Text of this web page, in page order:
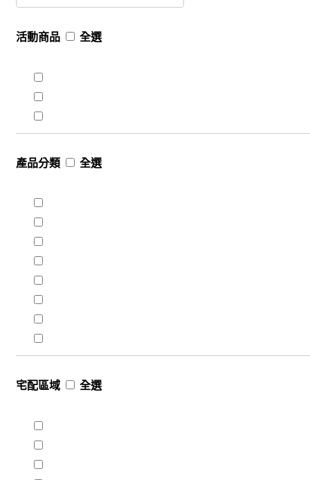
活動商品 全選
產品分類 全選
宅配區域 全選